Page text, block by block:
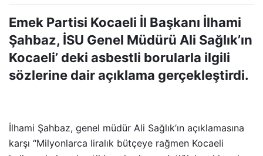
Emek Partisi Kocaeli İl Başkanı İlhami
Şahbaz, İSU Genel Müdürü Ali Sağlık’ın
Kocaeli’ deki asbestli borularla ilgili
sözlerine dair açıklama gerçekleştirdi.
İlhami Şahbaz, genel müdür Ali Sağlık’ın açıklamasına
karşı “Milyonlarca liralık bütçeye rağmen Kocaeli